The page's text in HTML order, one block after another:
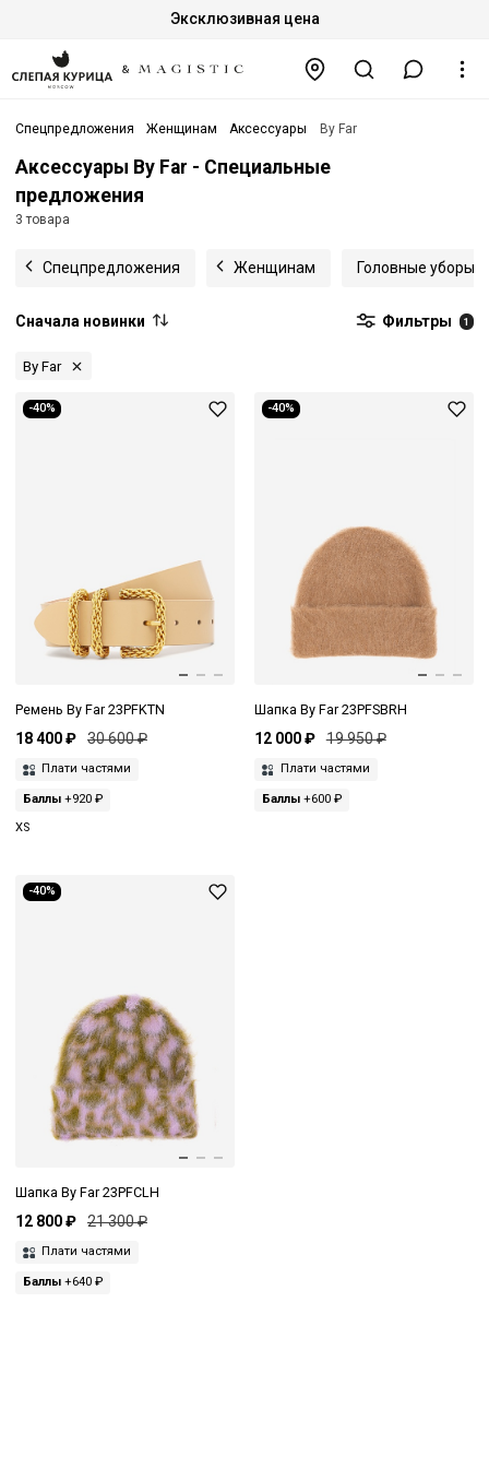
Эксклюзивная цена
Спецпредложения Женщинам Аксессуары By Far
Аксессуары By Far - Специальные
предложения
3 товара
Спецпредложения Женщинам Головные уборы
Сначала новинки Фильтры 1
By Far
-40%
Ремень By Far 23PFKTN
18 400 ₽ 30 600 ₽
Плати частями
Баллы +920 ₽
XS
-40%
Шапка By Far 23PFSBRH
12 000 ₽ 19 950 ₽
Плати частями
Баллы+600 ₽
-40%
Шапка By Far 23PFCLH
12 800 ₽ 21 300 ₽
Плати частями
Баллы +640 ₽